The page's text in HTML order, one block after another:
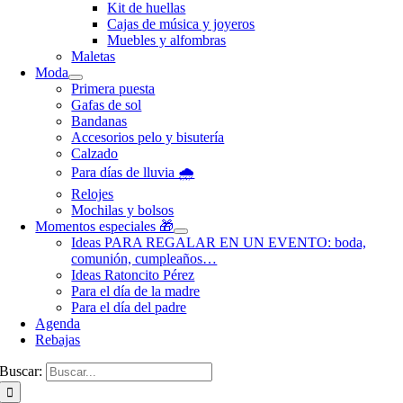
Kit de huellas
Cajas de música y joyeros
Muebles y alfombras
Maletas
Moda
Primera puesta
Gafas de sol
Bandanas
Accesorios pelo y bisutería
Calzado
Para días de lluvia 🌧️
Relojes
Mochilas y bolsos
Momentos especiales 🎁
Ideas PARA REGALAR EN UN EVENTO: boda,
comunión, cumpleaños…
Ideas Ratoncito Pérez
Para el día de la madre
Para el día del padre
Agenda
Rebajas
Buscar: